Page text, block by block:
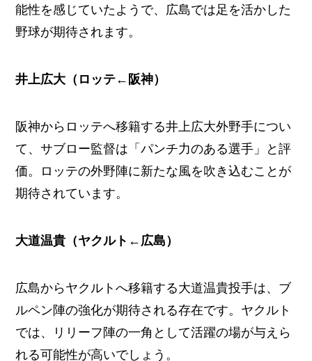
能性を感じていたようで、広島では足を活かした
野球が期待されます。
井上広大（ロッテ←阪神）
阪神からロッテへ移籍する井上広大外野手につい
て、サブロー監督は「パンチ力のある選手」と評
価。ロッテの外野陣に新たな風を吹き込むことが
期待されています。
大道温貴（ヤクルト←広島）
広島からヤクルトへ移籍する大道温貴投手は、ブ
ルペン陣の強化が期待される存在です。ヤクルト
では、リリーフ陣の一角として活躍の場が与えら
れる可能性が高いでしょう。